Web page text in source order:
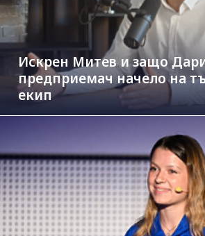
Искрен Митев и защо
предприемач начело на
екип